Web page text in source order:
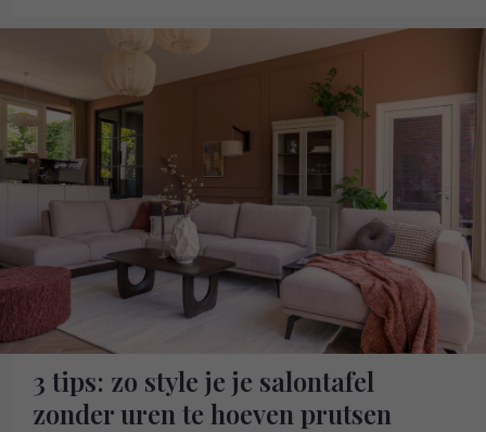
3 tips: zo style je je salontafel
zonder uren te hoeven prutsen